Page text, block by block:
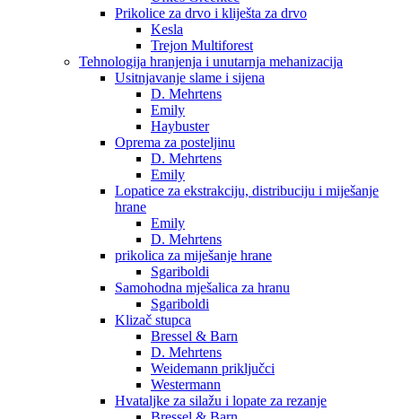
Prikolice za drvo i kliješta za drvo
Kesla
Trejon Multiforest
Tehnologija hranjenja i unutarnja mehanizacija
Usitnjavanje slame i sijena
D. Mehrtens
Emily
Haybuster
Oprema za posteljinu
D. Mehrtens
Emily
Lopatice za ekstrakciju, distribuciju i miješanje
hrane
Emily
D. Mehrtens
prikolica za miješanje hrane
Sgariboldi
Samohodna mješalica za hranu
Sgariboldi
Klizač stupca
Bressel & Barn
D. Mehrtens
Weidemann priključci
Westermann
Hvataljke za silažu i lopate za rezanje